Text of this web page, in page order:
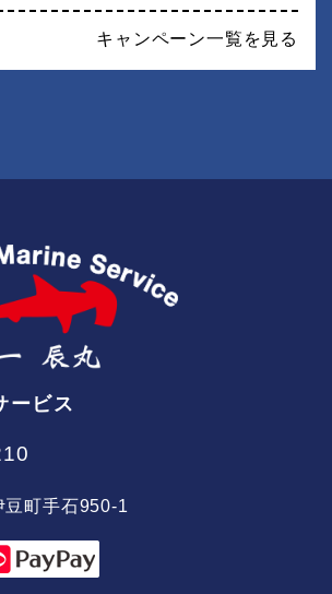
キャンペーン一覧を見る
ービス
豆町手石950-1